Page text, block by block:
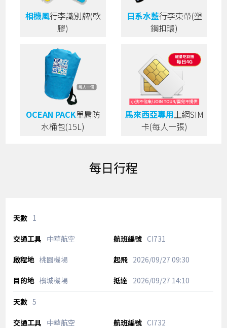
相機風行李識別牌(軟
膠)
日系水藍行李束帶(塑
鋼扣環)
OCEAN PACK單肩防
水桶包(15L)
馬來西亞專用上網SIM
卡(每人一張)
每日行程
1
中華航空 CI731
桃園機場 2026/09/27 09:30
檳城機場 2026/09/27 14:10
5
中華航空 CI732